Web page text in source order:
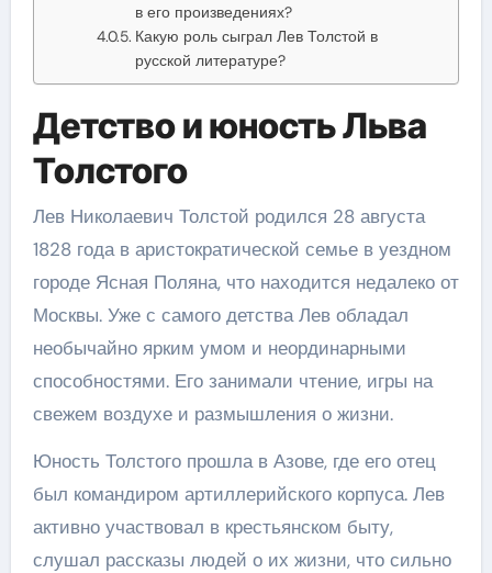
в его произведениях?
Какую роль сыграл Лев Толстой в
русской литературе?
Детство и юность Льва
Толстого
Лев Николаевич Толстой родился 28 августа
1828 года в аристократической семье в уездном
городе Ясная Поляна, что находится недалеко от
Москвы. Уже с самого детства Лев обладал
необычайно ярким умом и неординарными
способностями. Его занимали чтение, игры на
свежем воздухе и размышления о жизни.
Юность Толстого прошла в Азове, где его отец
был командиром артиллерийского корпуса. Лев
активно участвовал в крестьянском быту,
слушал рассказы людей о их жизни, что сильно